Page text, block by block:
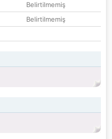
Belirtilmemiş
Belirtilmemiş